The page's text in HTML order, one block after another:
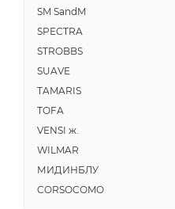
SM SandM
SPECTRA
STROBBS
SUAVE
TAMARIS
TOFA
VENSI ж.
WILMAR
МИДИНБЛУ
CORSOCOMO